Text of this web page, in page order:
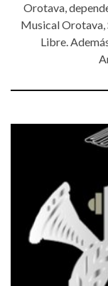
Orotava,
Musical Orotava,
Libre.